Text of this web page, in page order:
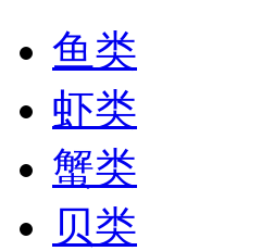
鱼类
虾类
蟹类
贝类